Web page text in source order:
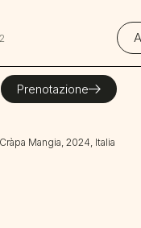
Prenotazione
Cràpa Mangia, 2024, Italia